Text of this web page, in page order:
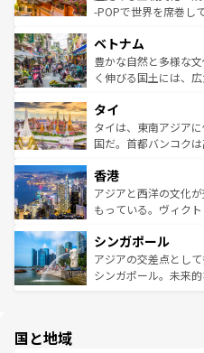
い。オーストラリア
参照してほしい。
驚きをもたらしてく
容にもいいと評判のス
が味わえる
照してほしい。
-POPで世界を席巻し
き、地方に足を延ばせ
できる。そして、キ
まで、さまざまな韓
リティに包まれなが
わ
覧を参照してほしい。
ベトナム
豊かな自然と多様な
く伸びる国土には、
急速な発展と共に伝
ーチミン市のフラン
醸し出している。ま
とつ。フォーやバイ
ひ現地で味わいたい
が旅行者を迎えてく
参照してほしい。
タイ
タイは、東南アジア
国だ。首都バンコク
の活気が交差してい
帯で自然と触れ合い
いビーチでリゾート
激する。気候は一年
が待っている。親し
た文化、そして多様
香港
アジアと西洋の文化
もっている。ヴィク
み、どこを訪れても
ており、効率よく見
うな絶景から文化的
シンガポール
アジアの交差点とし
シンガポール。未来
国と地域